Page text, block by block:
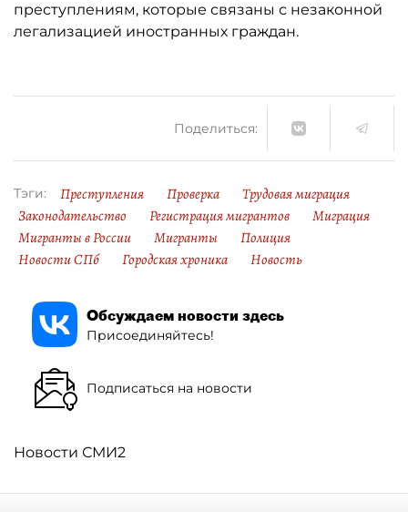
преступлениям, которые связаны с незаконной
легализацией иностранных граждан.
Поделиться:
Тэги: Преступления Проверка
Трудовая миграция
Законодательство
Регистрация мигрантов
Миграция
Мигранты в России
Мигранты
Полиция
Новости СПб
Городская хроника Новость
Обсуждаем новости здесь
Присоединяйтесь!
Подписаться на новости
Новости СМИ2